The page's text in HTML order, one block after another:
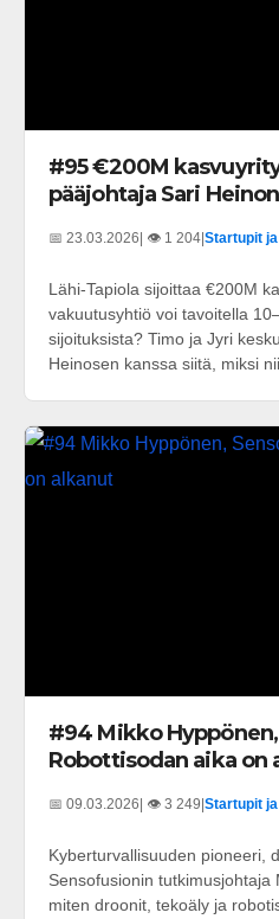
#95 €200M
pääjohtaja Sari
📅 23.03.2026 | 👁️ 1 204 Startupit
Lähi-Tapiola sijoittaa €200M
vakuutusyhtiö voi tavoitella
sijoituksista? Timo ja Jyri
Heinosen kanssa siitä, miksi
#94 Mikko
Robottisodan aika on
📅 09.03.2026 | 👁️ 3 249 Startupit
Kyberturvallisuuden pioneeri,
Sensofusionin tutkimusjohtaja
miten droonit, tekoäly ja